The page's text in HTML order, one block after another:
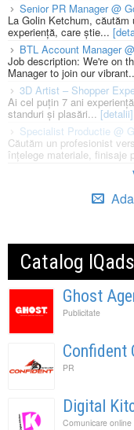
Senior PR Manager @
La Golin Ketchum,
experiență, care știe...
BTL Account Manager
Job description: We're on
Manager to join our
3D Artist – Shopper
Ai cel puțin 7 ani
standuri și plasări... [detalii]
Specialist Productie @
Căutăm un profesionist
înțelege materiale, finisaje
Catalog IQads
Ghost
Publicitate
Confident
PR
Digital
Comunicare online